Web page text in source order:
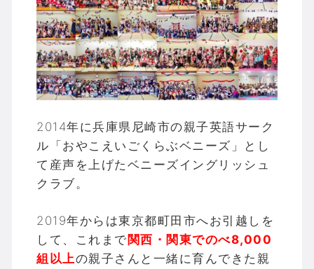
2014年に兵庫県尼崎市の親子英語サーク
ル「おやこえいごくらぶベニーズ」とし
て産声を上げたベニーズイングリッシュ
クラブ。
2019年からは東京都町田市へお引越しを
して、これまで 関西・関東でのべ8,000
組以上の親子さんと一緒に育んできた親